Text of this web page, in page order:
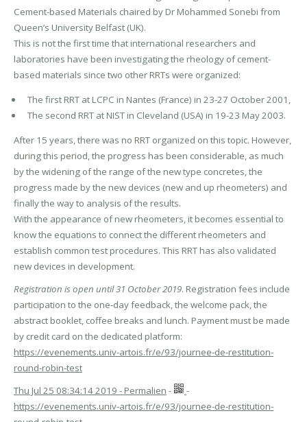
Cement-based Materials chaired by Dr Mohammed Sonebi from
Queen’s University Belfast (UK).
This is not the first time that international researchers and
laboratories have been investigating the rheology of cement-
based materials since two other RRTs were organized:
The first RRT at LCPC in Nantes (France) in 23-27 October 2001,
The second RRT at NIST in Cleveland (USA) in 19-23 May 2003.
After 15 years, there was no RRT organized on this topic. However,
during this period, the progress has been considerable, as much
by the widening of the range of the new type concretes, the
progress made by the new devices (new and up rheometers) and
finally the way to analysis of the results.
With the appearance of new rheometers, it becomes essential to
know the equations to connect the different rheometers and
establish common test procedures. This RRT has also validated
new devices in development.
Registration is open until 31 October 2019. Registration fees include
participation to the one-day feedback, the welcome pack, the
abstract booklet, coffee breaks and lunch. Payment must be made
by credit card on the dedicated platform:
https://evenements.univ-artois.fr/e/93/journee-de-restitution-
round-robin-test
Thu Jul 25 08:34:14 2019 - Permalien -
-
https://evenements.univ-artois.fr/e/93/journee-de-restitution-